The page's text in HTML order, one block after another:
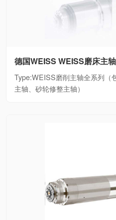
Type:WEISS磨削主轴全系列（
主轴、砂轮修整主轴）